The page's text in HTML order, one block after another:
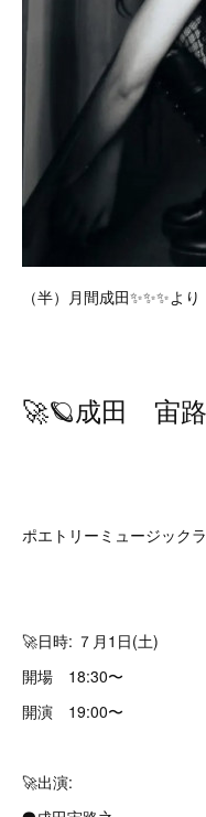
（半）月間成田✨✨✨より
🚀🪐成田 宙
ポエトリーミュージック
🚀日時: ７月1日(土)
開場 18:30〜
開演 19:00〜
🚀出演: